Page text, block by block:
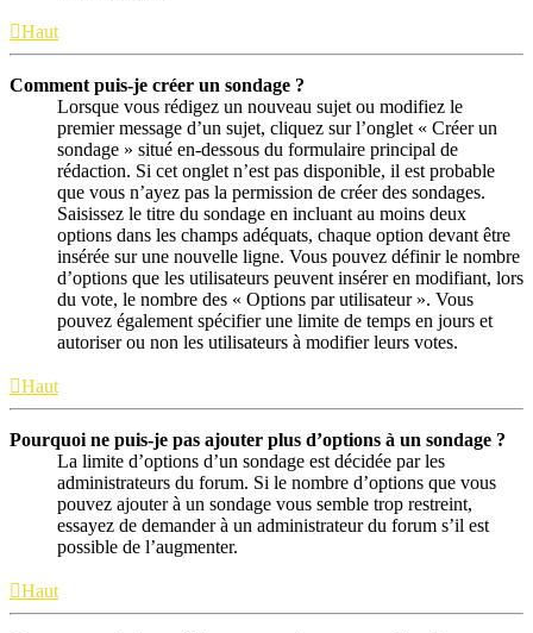
Haut
Comment puis-je créer un sondage ?
Lorsque vous rédigez un nouveau sujet ou modifiez le
premier message d’un sujet, cliquez sur l’onglet « Créer un
sondage » situé en-dessous du formulaire principal de
rédaction. Si cet onglet n’est pas disponible, il est probable
que vous n’ayez pas la permission de créer des sondages.
Saisissez le titre du sondage en incluant au moins deux
options dans les champs adéquats, chaque option devant être
insérée sur une nouvelle ligne. Vous pouvez définir le nombre
d’options que les utilisateurs peuvent insérer en modifiant, lors
du vote, le nombre des « Options par utilisateur ». Vous
pouvez également spécifier une limite de temps en jours et
autoriser ou non les utilisateurs à modifier leurs votes.
Haut
Pourquoi ne puis-je pas ajouter plus d’options à un sondage ?
La limite d’options d’un sondage est décidée par les
administrateurs du forum. Si le nombre d’options que vous
pouvez ajouter à un sondage vous semble trop restreint,
essayez de demander à un administrateur du forum s’il est
possible de l’augmenter.
Haut